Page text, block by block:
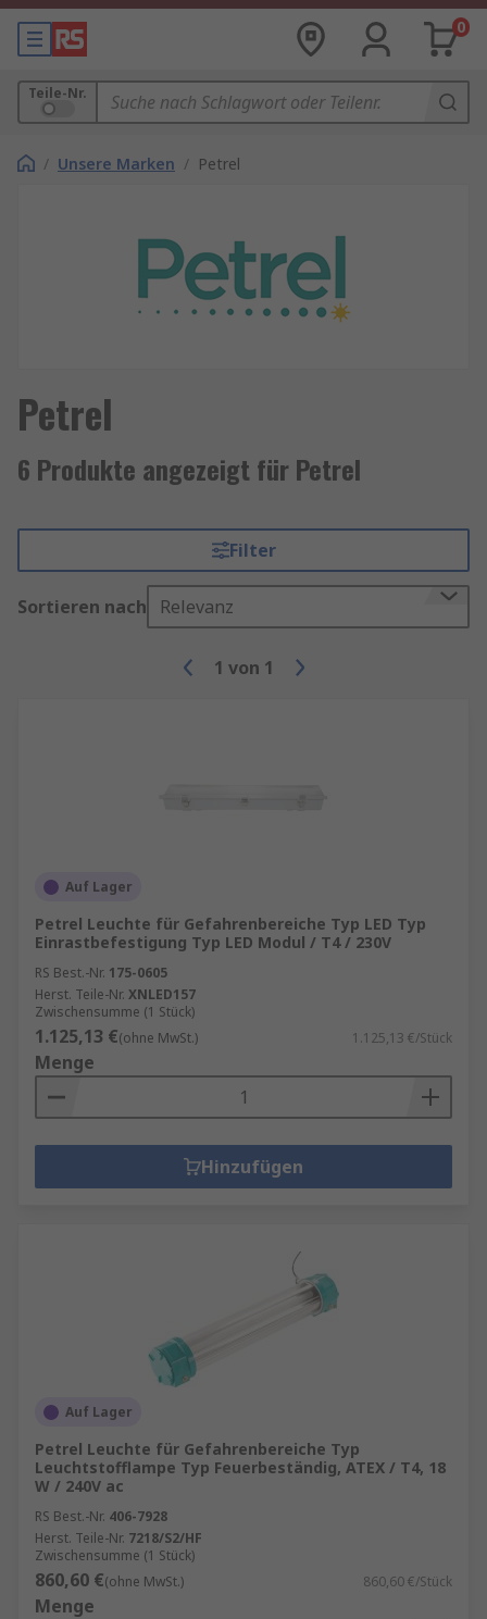
0
Teile-Nr.
/ Unsere Marken / Petrel
Petrel
6 Produkte angezeigt für Petrel
Filter
Sortieren nach Relevanz
1 von 1
Auf Lager
Petrel Leuchte für Gefahrenbereiche Typ LED Typ
Einrastbefestigung Typ LED Modul / T4 / 230V
RS Best.-Nr. 175-0605
Herst. Teile-Nr. XNLED157
Zwischensumme (1 Stück)
1.125,13 €(ohne MwSt.) 1.125,13 €/Stück
Menge
Hinzufügen
Auf Lager
Petrel Leuchte für Gefahrenbereiche Typ
Leuchtstofflampe Typ Feuerbeständig, ATEX / T4, 18
W / 240V ac
RS Best.-Nr. 406-7928
Herst. Teile-Nr. 7218/S2/HF
Zwischensumme (1 Stück)
860,60 €(ohne MwSt.) 860,60 €/Stück
Menge